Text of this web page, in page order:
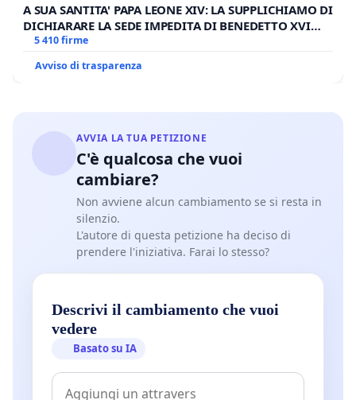
A SUA SANTITA' PAPA LEONE XIV: LA SUPPLICHIAMO DI
DICHIARARE LA SEDE IMPEDITA DI BENEDETTO XVI
E/O DI FAR APRIRE IL RELATIVO PROCESSO
5 410 firme
Avviso di trasparenza
AVVIA LA TUA PETIZIONE
C'è qualcosa che vuoi
cambiare?
Non avviene alcun cambiamento se si resta in
silenzio.
L'autore di questa petizione ha deciso di
prendere l'iniziativa. Farai lo stesso?
Descrivi il cambiamento che vuoi
vedere
Basato su IA